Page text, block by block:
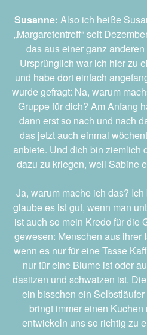
Susanne: Also ich heiße
„Margaretentreff“ seit
das aus einer ganz
Ursprünglich war ich hier zu
und habe dort einfach
wurde gefragt: Na, warum
Gruppe für dich? Am Anfang
dann erst so nach und nach
das jetzt auch einmal
anbiete. Und dich bin ziemlich
dazu zu kriegen, weil Sabine
Ja, warum mache ich das?
glaube es ist gut, wenn man
ist auch so mein Kredo für die
gewesen: Menschen aus ihrer
wenn es nur für eine Tasse
nur für eine Blume ist oder
dasitzen und schwatzen ist.
ein bisschen ein
bringt immer einen
entwickeln uns so richtig zu